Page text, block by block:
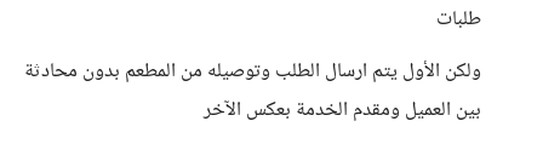
طلبات
ولكن الأول يتم ارسال الطلب وتوصيله من المطعم بدون محادثة
بين العميل ومقدم الخدمة بعكس الآخر